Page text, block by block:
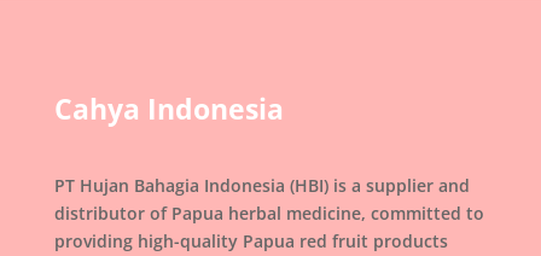
Cahya Indonesia
PT Hujan Bahagia Indonesia (HBI) is a supplier and
distributor of Papua herbal medicine, committed to
providing high-quality Papua red fruit products